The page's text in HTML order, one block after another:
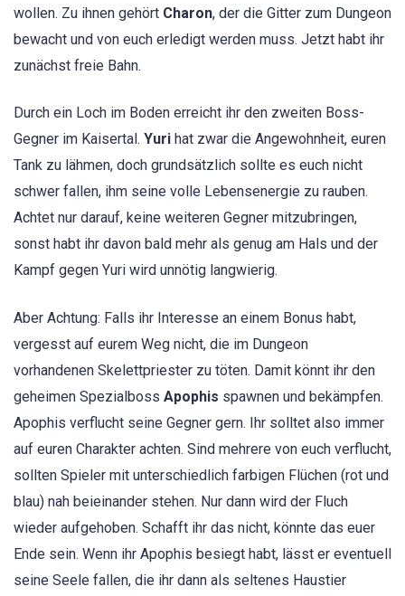
wollen. Zu ihnen gehört Charon, der die Gitter zum Dungeon
bewacht und von euch erledigt werden muss. Jetzt habt ihr
zunächst freie Bahn.
Durch ein Loch im Boden erreicht ihr den zweiten Boss-
Gegner im Kaisertal. Yuri hat zwar die Angewohnheit, euren
Tank zu lähmen, doch grundsätzlich sollte es euch nicht
schwer fallen, ihm seine volle Lebensenergie zu rauben.
Achtet nur darauf, keine weiteren Gegner mitzubringen,
sonst habt ihr davon bald mehr als genug am Hals und der
Kampf gegen Yuri wird unnötig langwierig.
Aber Achtung: Falls ihr Interesse an einem Bonus habt,
vergesst auf eurem Weg nicht, die im Dungeon
vorhandenen Skelettpriester zu töten. Damit könnt ihr den
geheimen Spezialboss Apophis spawnen und bekämpfen.
Apophis verflucht seine Gegner gern. Ihr solltet also immer
auf euren Charakter achten. Sind mehrere von euch verflucht,
sollten Spieler mit unterschiedlich farbigen Flüchen (rot und
blau) nah beieinander stehen. Nur dann wird der Fluch
wieder aufgehoben. Schafft ihr das nicht, könnte das euer
Ende sein. Wenn ihr Apophis besiegt habt, lässt er eventuell
seine Seele fallen, die ihr dann als seltenes Haustier